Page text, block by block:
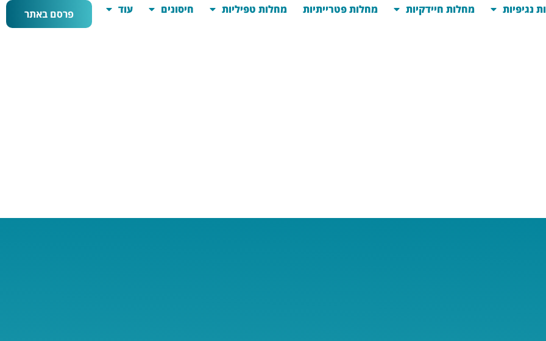
נגיפיות מחלות חיידקיות מחלות פטרייתיות מחלות טפיליות חיסונים עוד פרסם באתר